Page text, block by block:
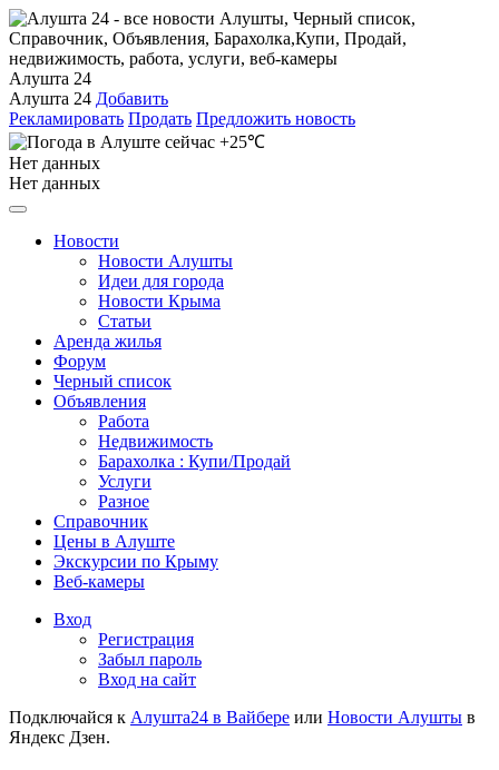
Алушта 24
Алушта 24 Добавить
Рекламировать Продать Предложить новость
+25℃
Нет данных
Нет данных
Новости
Новости Алушты
Идеи для города
Новости Крыма
Статьи
Аренда жилья
Форум
Черный список
Объявления
Работа
Недвижимость
Барахолка : Купи/Продай
Услуги
Разное
Справочник
Цены в Алуште
Экскурсии по Крыму
Веб-камеры
Вход
Регистрация
Забыл пароль
Вход на сайт
Подключайся к Алушта24 в Вайбере или Новости Алушты в
Яндекс Дзен.